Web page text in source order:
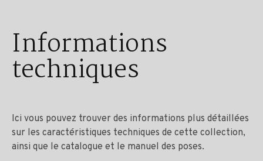
Informations
techniques
Ici vous pouvez trouver des informations plus détaillées
sur les caractéristiques techniques de cette collection,
ainsi que le catalogue et le manuel des poses.